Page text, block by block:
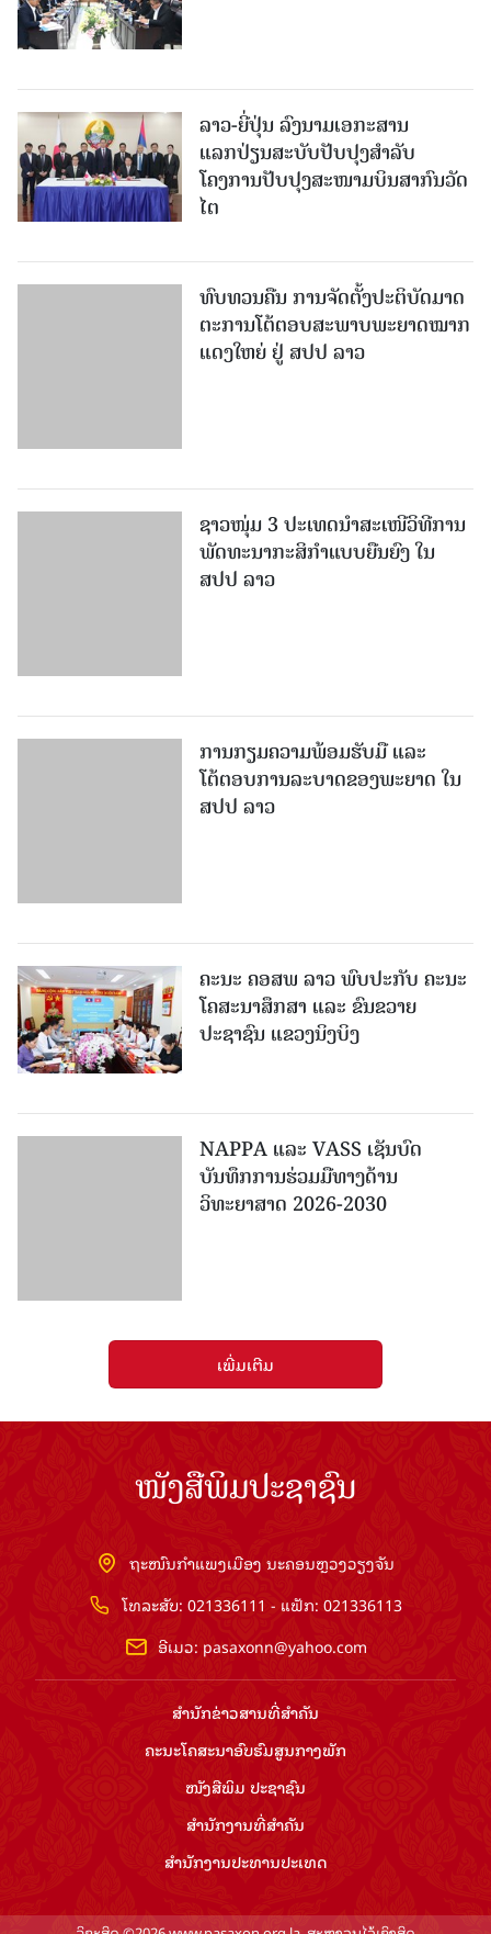
ລາວ-ຍີ່ປຸ່ນ ລົງນາມເອກະສານ
ແລກປ່ຽນສະບັບປັບປຸງສໍາລັບ
ໂຄງການປັບປຸງສະໜາມບິນສາກົນວັດ
ໄຕ
ທົບທວນຄືນ ການຈັດຕັ້ງປະຕິບັດມາດ
ຕະການໂຕ້ຕອບສະພາບພະຍາດໝາກ
ແດງໃຫຍ່ ຢູ່ ສປປ ລາວ
ພັດທະນາກະສິກຳແບບຍືນຍົງ ໃນ
ສປປ ລາວ
ຄະນະ ຄອສພ ລາວ ພົບປະກັບ ຄະນະ
NAPPA ແລະ VASS ເຊັນບົດ
ບັນທຶກການຮ່ວມມືທາງດ້ານ
ວິທະຍາສາດ 2026-2030
ໂທລະສັບ: 021336111 - ແຟັກ: 021336113
ອີເມວ:pasaxonn@yahoo.com
ສຳ​ນັກ​ຂ່າວ​ສານ​ທີ່​ສຳ​ຄັນ​
ໜັງສືພິມ ປະ​ຊາ​ຊົນ
ສຳ​ນັກ​ງານ​ທີ່​ສຳ​ຄັນ
ລິຂະສິດ ©2026 www.pasaxon.org.la. ສະຫງວນໄວ້ເຊິງສິດ
ທັງຫມົດ